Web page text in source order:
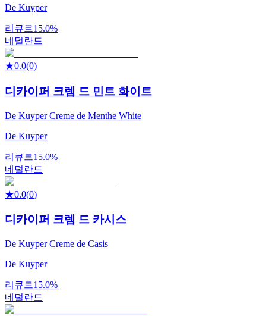
De Kuyper
리큐르15.0%
네덜란드
★0.0(0)
디카이퍼 크렘 드 민트 화이트
De Kuyper Creme de Menthe White
De Kuyper
리큐르15.0%
네덜란드
★0.0(0)
디카이퍼 크렘 드 카시스
De Kuyper Creme de Casis
De Kuyper
리큐르15.0%
네덜란드